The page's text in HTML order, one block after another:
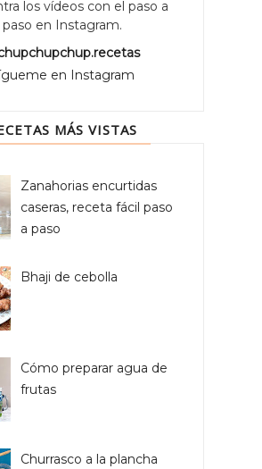
los vídeos con el paso a
paso en Instagram.
en Instagram
MÁS VISTAS
Zanahorias encurtidas
caseras, receta fácil paso
a paso
Bhaji de cebolla
Cómo preparar agua de
frutas
Churrasco a la plancha